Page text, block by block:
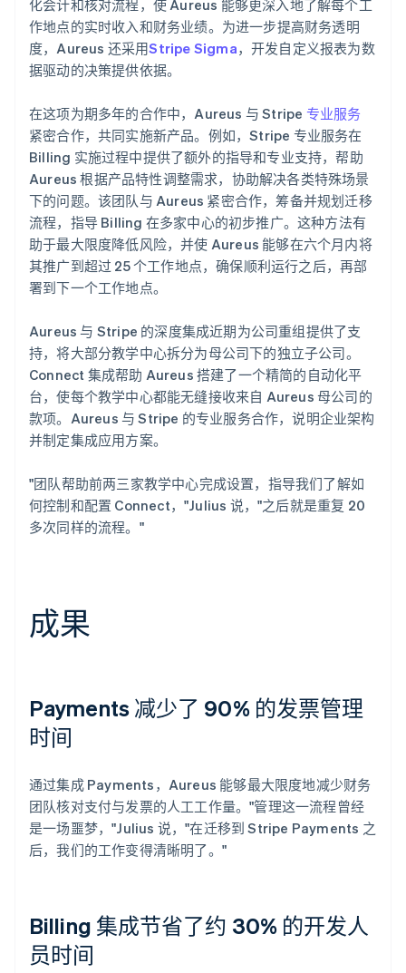
化会计和核对流程，使 Aureus 能够更深入地了解每个工
作地点的实时收入和财务业绩。为进一步提高财务透明
度，Aureus 还采用Stripe Sigma，开发自定义报表为数
据驱动的决策提供依据。
在这项为期多年的合作中，Aureus 与 Stripe 专业服务
紧密合作，共同实施新产品。例如，Stripe 专业服务在
Billing 实施过程中提供了额外的指导和专业支持，帮助
Aureus 根据产品特性调整需求，协助解决各类特殊场景
下的问题。该团队与 Aureus 紧密合作，筹备并规划迁移
流程，指导 Billing 在多家中心的初步推广。这种方法有
助于最大限度降低风险，并使 Aureus 能够在六个月内将
其推广到超过 25 个工作地点，确保顺利运行之后，再部
署到下一个工作地点。
Aureus 与 Stripe 的深度集成近期为公司重组提供了支
持，将大部分教学中心拆分为母公司下的独立子公司。
Connect 集成帮助 Aureus 搭建了一个精简的自动化平
台，使每个教学中心都能无缝接收来自 Aureus 母公司的
款项。Aureus 与 Stripe 的专业服务合作，说明企业架构
并制定集成应用方案。
"团队帮助前两三家教学中心完成设置，指导我们了解如
何控制和配置 Connect，"Julius 说，"之后就是重复 20
多次同样的流程。"
成果
Payments 减少了 90% 的发票管理
时间
通过集成 Payments，Aureus 能够最大限度地减少财务
团队核对支付与发票的人工工作量。"管理这一流程曾经
是一场噩梦，"Julius 说，"在迁移到 Stripe Payments 之
后，我们的工作变得清晰明了。"
Billing 集成节省了约 30% 的开发人
员时间